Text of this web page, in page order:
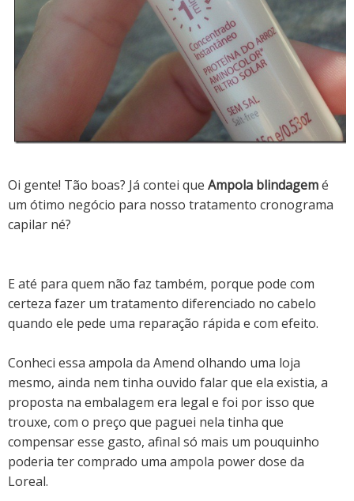
Oi gente! Tão boas? Já contei que Ampola blindagemé
um ótimo negócio para nosso tratamento cronograma
capilar né?
E até para quem não faz também, porque pode com
certeza fazer um tratamento diferenciado no cabelo
quando ele pede uma reparação rápida e com efeito.
Conheci essa ampola da Amend olhando uma loja
mesmo, ainda nem tinha ouvido falar que ela existia, a
proposta na embalagem era legal e foi por isso que
trouxe, com o preço que paguei nela tinha que
compensar esse gasto, afinal só mais um pouquinho
poderia ter comprado uma ampola power dose da
Loreal.